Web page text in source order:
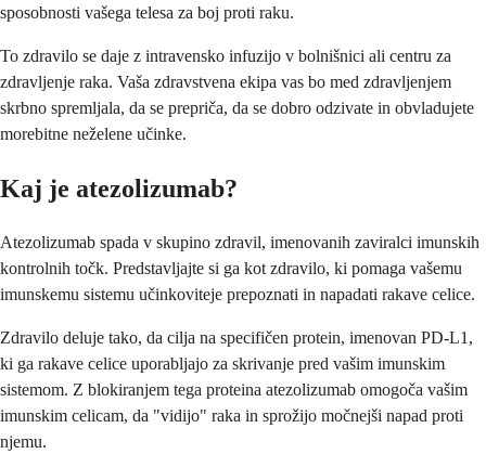
sposobnosti vašega telesa za boj proti raku.
To zdravilo se daje z intravensko infuzijo v bolnišnici ali centru za
zdravljenje raka. Vaša zdravstvena ekipa vas bo med zdravljenjem
skrbno spremljala, da se prepriča, da se dobro odzivate in obvladujete
morebitne neželene učinke.
Kaj je atezolizumab?
Atezolizumab spada v skupino zdravil, imenovanih zaviralci imunskih
kontrolnih točk. Predstavljajte si ga kot zdravilo, ki pomaga vašemu
imunskemu sistemu učinkoviteje prepoznati in napadati rakave celice.
Zdravilo deluje tako, da cilja na specifičen protein, imenovan PD-L1,
ki ga rakave celice uporabljajo za skrivanje pred vašim imunskim
sistemom. Z blokiranjem tega proteina atezolizumab omogoča vašim
imunskim celicam, da "vidijo" raka in sprožijo močnejši napad proti
njemu.